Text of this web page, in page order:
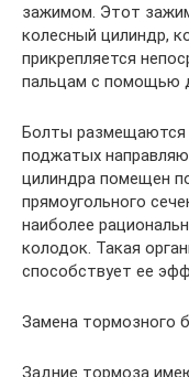
зажимом. Этот
колесный цилиндр,
прикрепляется
пальцам с помощью
Болты размещаются
поджатых
цилиндра помещен
прямоугольного
наиболее
колодок. Такая
способствует ее
Замена тормозного
Задние тормоза